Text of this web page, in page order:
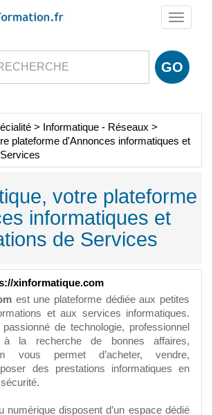
Toggle
> Informatique - Réseaux >
plateforme d'Annonces informatiques et
votre plateforme
informatiques et
de Services
xinformatique.com
est une plateforme dédiée aux petites
et aux services informatiques.
de technologie, professionnel
la recherche de bonnes affaires,
vous permet d’acheter, vendre,
des prestations informatiques en
numérique disposent d’un espace dédié